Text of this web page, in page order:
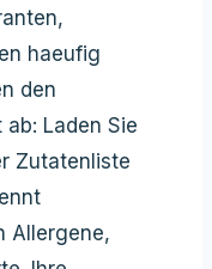
haeufig
den
Laden Sie
Zutatenliste
Allergene,